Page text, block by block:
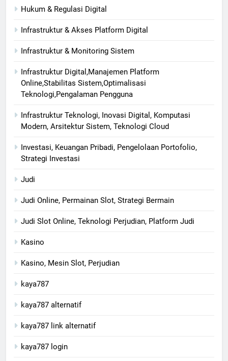
Hukum & Regulasi Digital
Infrastruktur & Akses Platform Digital
Infrastruktur & Monitoring Sistem
Infrastruktur Digital,Manajemen Platform
Online,Stabilitas Sistem,Optimalisasi
Teknologi,Pengalaman Pengguna
Infrastruktur Teknologi, Inovasi Digital, Komputasi
Modern, Arsitektur Sistem, Teknologi Cloud
Investasi, Keuangan Pribadi, Pengelolaan Portofolio,
Strategi Investasi
Judi
Judi Online, Permainan Slot, Strategi Bermain
Judi Slot Online, Teknologi Perjudian, Platform Judi
Kasino
Kasino, Mesin Slot, Perjudian
kaya787
kaya787 alternatif
kaya787 link alternatif
kaya787 login